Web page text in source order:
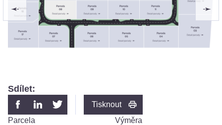
Parcela Výměra
Sdílet:
Tisknout